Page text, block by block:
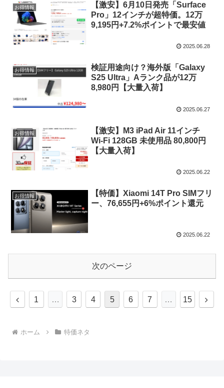
お得情報
【激安】6月10日発売「Surface
Pro」12インチが超特価。12万
9,195円+7.2%ポイントで最安値
2025.06.28
お得情報
検証用途向け？海外版「Galaxy
S25 Ultra」Aランク品が12万
8,980円【大量入荷】
2025.06.27
お得情報
【激安】M3 iPad Air 11インチ
Wi-Fi 128GB 未使用品 80,800円
【大量入荷】
2025.06.22
お得情報
【特価】Xiaomi 14T Pro SIMフリ
ー、76,655円+6%ポイント還元
2025.06.22
次のページ
前
1 … 3 4 5 6 7 … 15
次
ホーム 特価ネタ